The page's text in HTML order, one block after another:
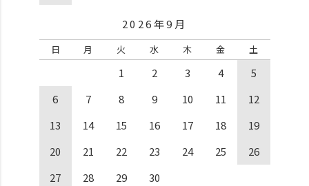
2026年9月
日 月 火 水 木 金 土
1 2 3 4
5
6
7 8 9 10 11
12
13
14 15 16 17 18
19
20
21 22 23 24 25
26
27
28 29 30